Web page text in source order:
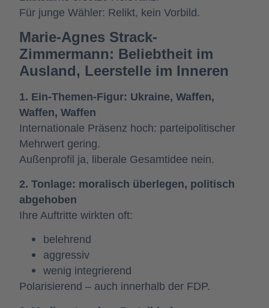
Für junge Wähler: Relikt, kein Vorbild.
Marie-Agnes Strack-
Zimmermann: Beliebtheit im
Ausland, Leerstelle im Inneren
1. Ein-Themen-Figur: Ukraine, Waffen,
Waffen, Waffen
Internationale Präsenz hoch: parteipolitischer
Mehrwert gering.
Außenprofil ja, liberale Gesamtidee nein.
2. Tonlage: moralisch überlegen, politisch
abgehoben
Ihre Auftritte wirkten oft:
belehrend
aggressiv
wenig integrierend
Polarisierend – auch innerhalb der FDP.